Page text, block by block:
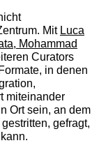
Mit Luca
Mohammad
Curators
in denen
miteinander
Ort sein, an dem
gefragt,